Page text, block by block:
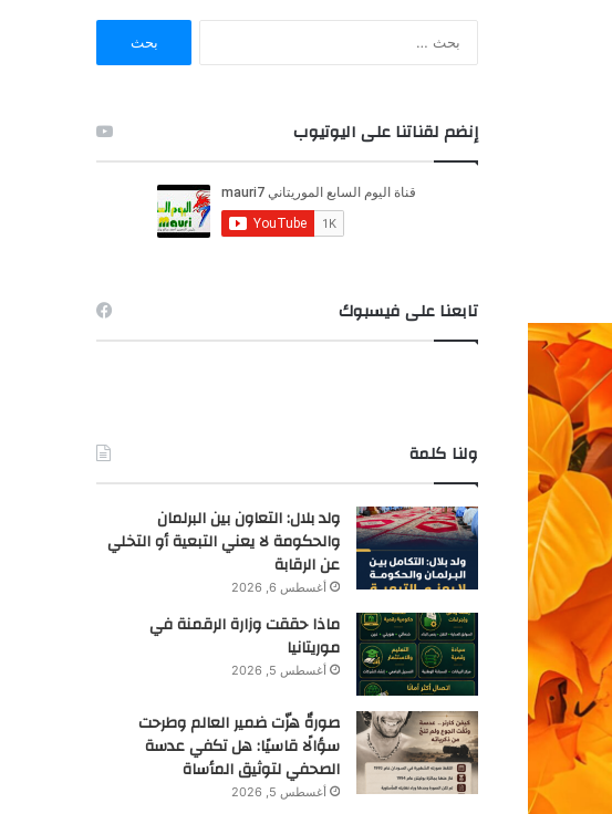
:
إنضم لقناتنا على اليوتيوب
تابعنا على فيسبوك
ولنا كلمة
ولد بلال: التعاون بين البرلمان
والحكومة لا يعني التبعية أو التخلي
عن الرقابة
أغسطس 6, 2026
ماذا حققت وزارة الرقمنة في
موريتانيا
أغسطس 5, 2026
صورةٌ هزّت ضمير العالم وطرحت
سؤالًا قاسيًا: هل تكفي عدسة
الصحفي لتوثيق المأساة
أغسطس 5, 2026